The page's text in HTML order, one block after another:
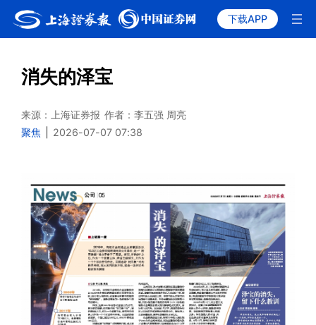
下载APP
消失的泽宝
来源：上海证券报 作者：李五强 周亮
聚焦
2026-07-07 07:38